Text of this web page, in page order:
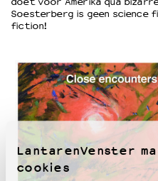
LantarenVenster
cookies
Soesterberg is geen science
fiction!